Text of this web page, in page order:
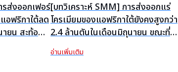
ส่งออกเฟอร์
อฟริกาใต้ลด
ยน สะท้อน
[บทวิเคราะห์ SMM] การส่งออกแร่
โครเมียมของแอฟริกาใต้ยังคงสูงกว่า
2.4 ล้านตันในเดือนมิถุนายน ขณะที่
บทบาทนำของจีนเพิ่มขึ้นท่ามกลาง
การเปลี่ยนแปลงนโยบาย
อ่านเพิ่มเติม